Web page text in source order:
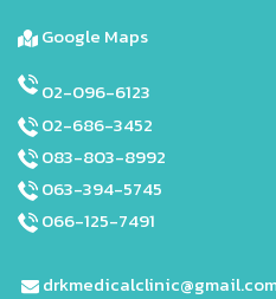
Google Maps
02-096-6123
02-686-3452
083-803-8992
063-394-5745
066-125-7491